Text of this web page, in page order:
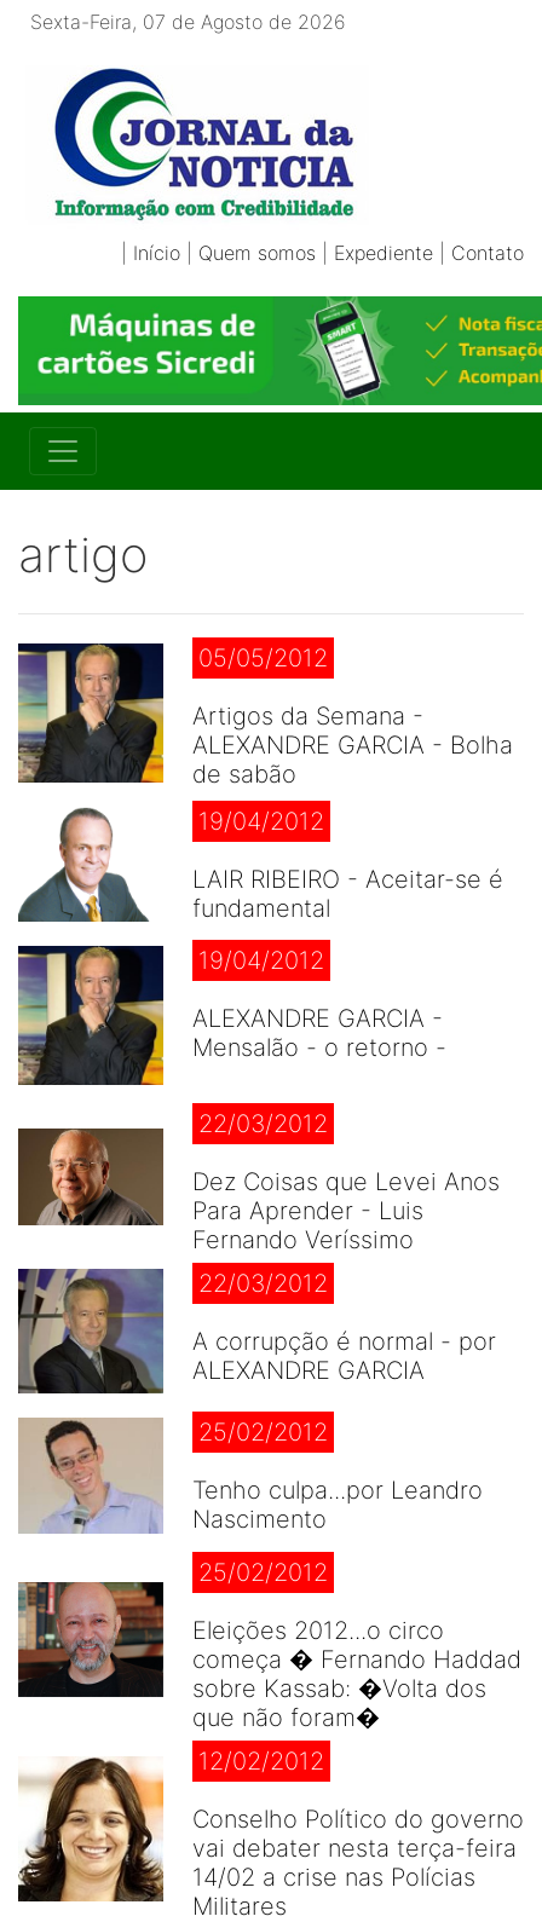
Sexta-Feira, 07 de Agosto de 2026
Início Quem somos Expediente Contato
artigo
05/05/2012
Artigos da Semana -
ALEXANDRE GARCIA - Bolha
de sabão
19/04/2012
LAIR RIBEIRO - Aceitar-se é
fundamental
19/04/2012
ALEXANDRE GARCIA -
Mensalão - o retorno -
22/03/2012
Dez Coisas que Levei Anos
Para Aprender - Luis
Fernando Veríssimo
22/03/2012
A corrupção é normal - por
ALEXANDRE GARCIA
25/02/2012
Tenho culpa...por Leandro
Nascimento
25/02/2012
Eleições 2012...o circo
começa � Fernando Haddad
sobre Kassab: �Volta dos
que não foram�
12/02/2012
Conselho Político do governo
vai debater nesta terça-feira
14/02 a crise nas Polícias
Militares